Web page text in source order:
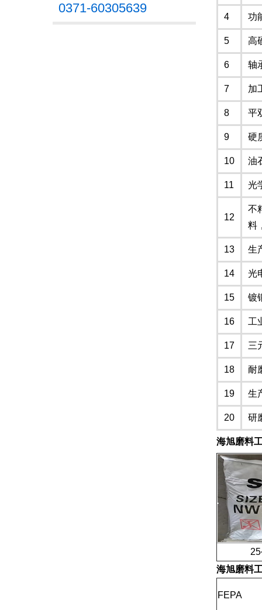
0371-60305639
4 功
5 高
6 轴
7 加
8 平
9 硬
10 油
11 光
12
不
料
13 生
14 光
15 镀
16 工
17 三
18 耐
19 生
20 研
海旭磨料
25公
海旭磨料
FEPA